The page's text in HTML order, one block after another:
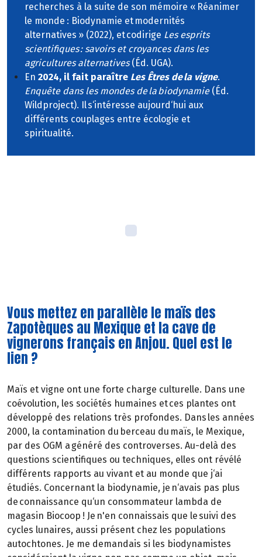
recherches à la suite de son mémoire « Réanimer
le monde : Biodynamie et modernités
alternatives » (2022), et codirige Les esprits
scientifiques : savoirs et croyances dans les
agricultures alternatives(Éd. UGA).
En 2024, il fait paraître Les Êtres de la vigne.
Enquête dans les mondes de la biodynamie(Éd.
Wildproject). Il s‘intéresse aujourd‘hui aux
différents couplages entre écologie et
spiritualité.
Vous mettez en parallèle le maïs des
Zapotèques au Mexique et la cave de
vignerons français en Anjou. Quel est le
lien ?
Maïs et vigne ont une forte charge culturelle. Dans une
coévolution, les sociétés humaines et ces plantes ont
développé des relations très profondes. Dans les années
2000, la contamination du berceau du maïs, le Mexique,
par des OGM a généré des controverses. Au-delà des
questions scientifiques ou techniques, elles ont révélé
différents rapports au vivant et au monde que j‘ai
étudiés. Concernant la biodynamie, je n‘avais pas plus
de connaissance qu‘un consommateur lambda de
magasin Biocoop ! Je n'en connaissais que le suivi des
cycles lunaires, aussi présent chez les populations
autochtones. Je me demandais si les biodynamistes